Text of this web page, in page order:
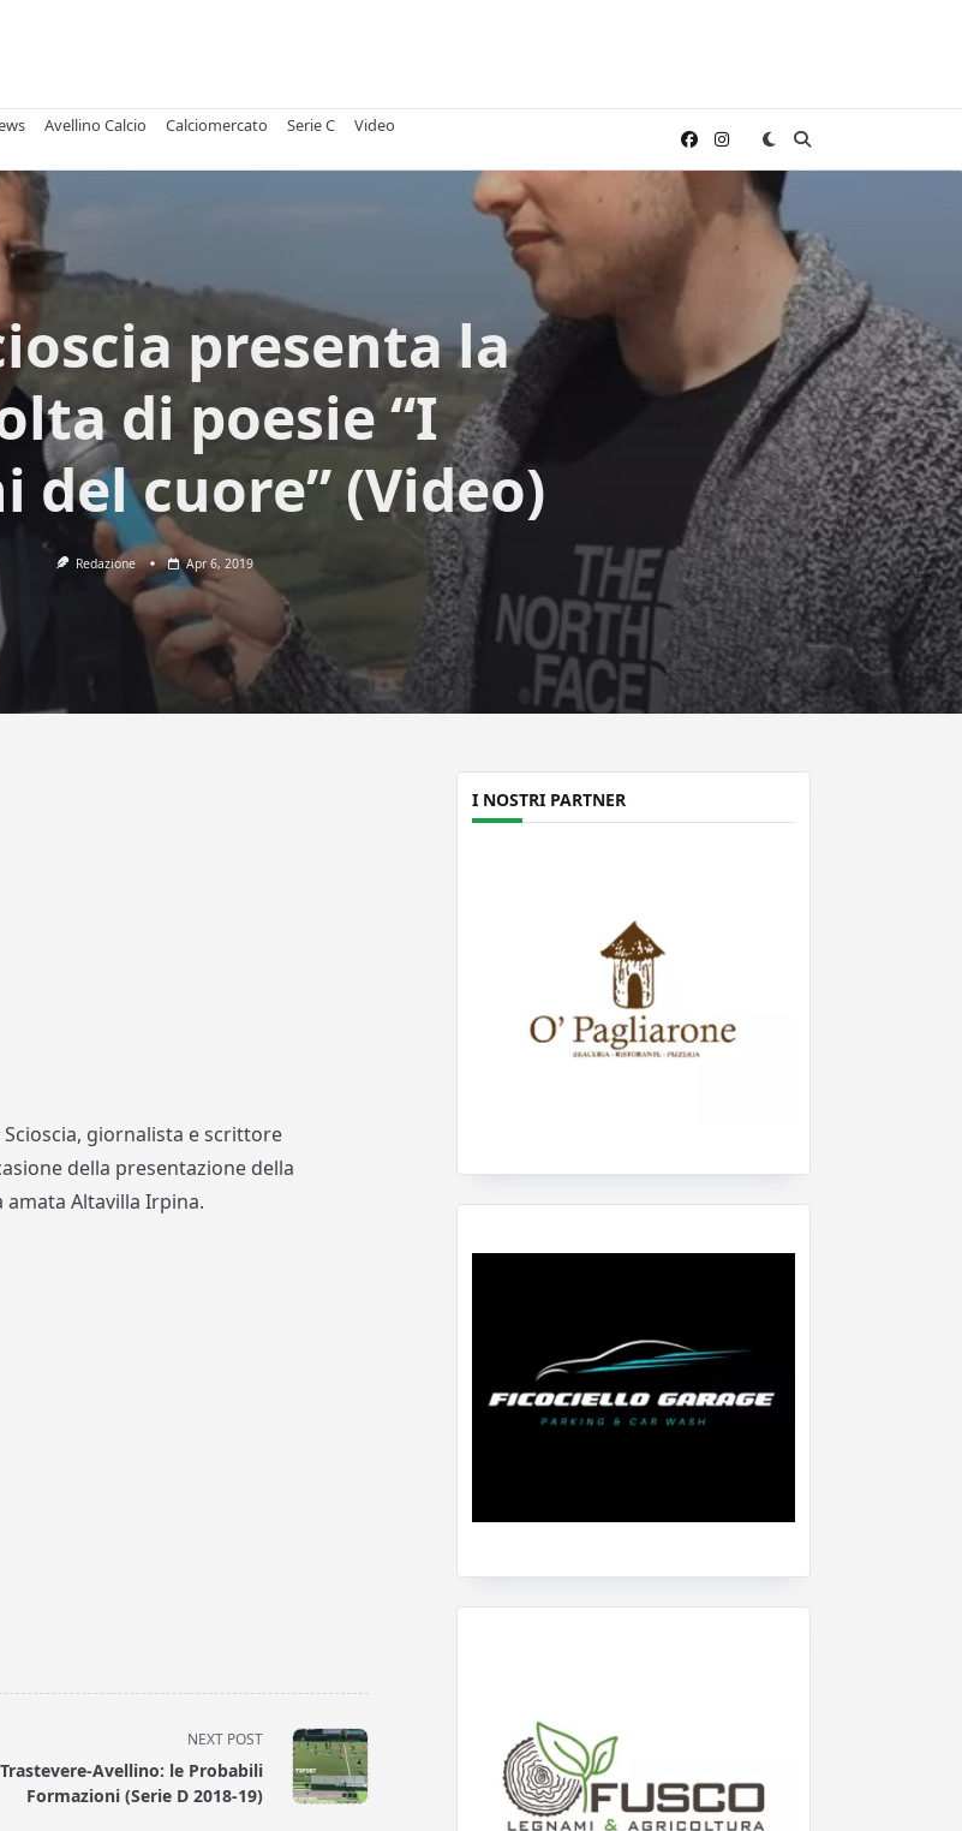
Avellino Calcio Calciomercato Serie C
Video
presenta la
di poesie “I
del cuore” (Video)
Redazione Apr 6, 2019
giornalista e scrittore
della presentazione della
amata Altavilla Irpina.
NEXT POST
Trastevere-Avellino: le Probabili
Formazioni (Serie D 2018-19)
I NOSTRI PARTNER